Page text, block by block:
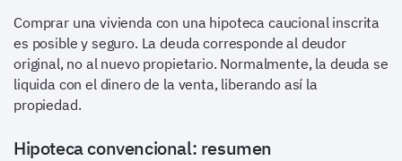
Comprar una vivienda con una hipoteca caucional inscrita
es posible y seguro. La deuda corresponde al deudor
original, no al nuevo propietario. Normalmente, la deuda se
liquida con el dinero de la venta, liberando así la
propiedad.
Hipoteca convencional: resumen